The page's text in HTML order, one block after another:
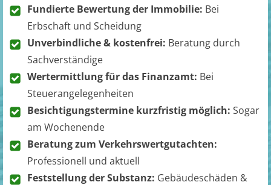
Fundierte Bewertung der Immobilie: Bei
Erbschaft und Scheidung
Unverbindliche & kostenfrei: Beratung durch
Sachverständige
Wertermittlung für das Finanzamt: Bei
Steuerangelegenheiten
Besichtigungstermine kurzfristig möglich: Sogar
am Wochenende
Beratung zum Verkehrswertgutachten:
Professionell und aktuell
Feststellung der Substanz: Gebäudeschäden &